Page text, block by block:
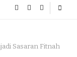
Sasaran Fitnah